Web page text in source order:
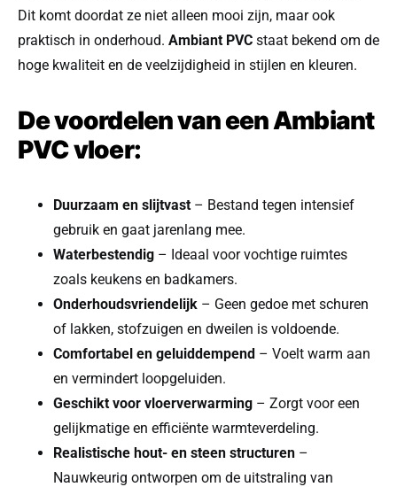
Dit komt doordat ze niet alleen mooi zijn, maar ook
praktisch in onderhoud. Ambiant PVC staat bekend om de
hoge kwaliteit en de veelzijdigheid in stijlen en kleuren.
De voordelen van een Ambiant
PVC vloer:
Duurzaam en slijtvast – Bestand tegen intensief
gebruik en gaat jarenlang mee.
Waterbestendig – Ideaal voor vochtige ruimtes
zoals keukens en badkamers.
Onderhoudsvriendelijk – Geen gedoe met schuren
of lakken, stofzuigen en dweilen is voldoende.
Comfortabel en geluiddempend – Voelt warm aan
en vermindert loopgeluiden.
Geschikt voor vloerverwarming – Zorgt voor een
gelijkmatige en efficiënte warmteverdeling.
Realistische hout- en steen structuren –
Nauwkeurig ontworpen om de uitstraling van